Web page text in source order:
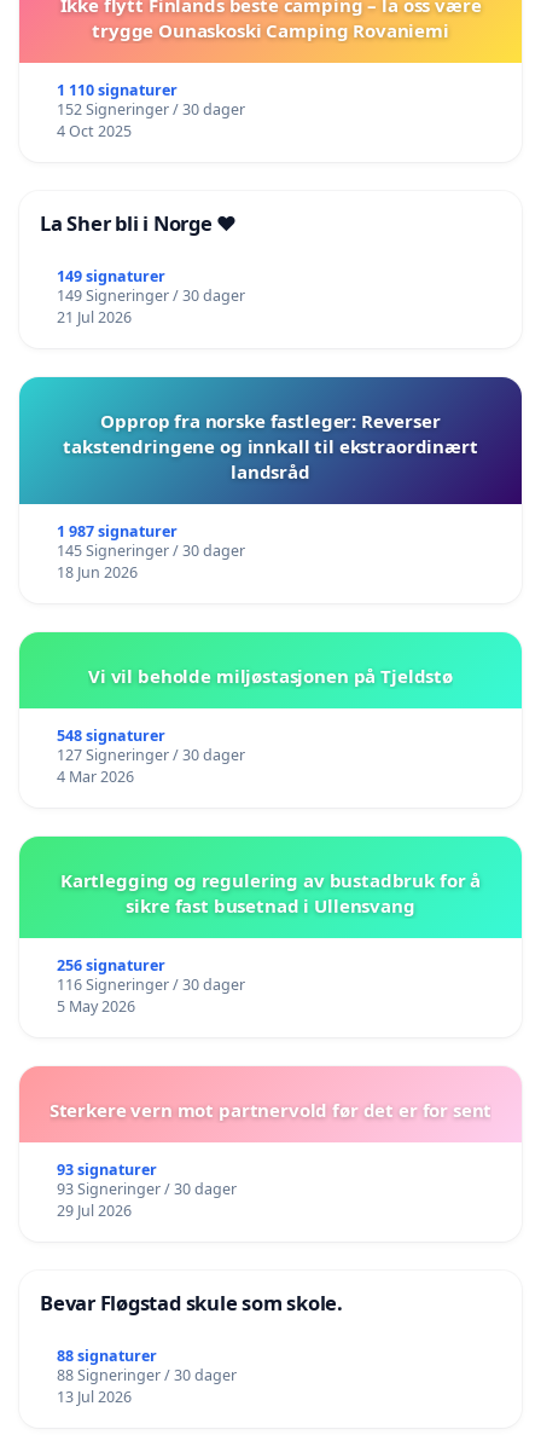
Ikke flytt Finlands beste camping – la oss være
trygge Ounaskoski Camping Rovaniemi
1 110 signaturer
152 Signeringer / 30 dager
4 Oct 2025
La Sher bli i Norge ❤️
149 signaturer
149 Signeringer / 30 dager
21 Jul 2026
Opprop fra norske fastleger: Reverser
takstendringene og innkall til ekstraordinært
landsråd
1 987 signaturer
145 Signeringer / 30 dager
18 Jun 2026
Vi vil beholde miljøstasjonen på Tjeldstø
548 signaturer
127 Signeringer / 30 dager
4 Mar 2026
Kartlegging og regulering av bustadbruk for å
sikre fast busetnad i Ullensvang
256 signaturer
116 Signeringer / 30 dager
5 May 2026
Sterkere vern mot partnervold før det er for sent
93 signaturer
93 Signeringer / 30 dager
29 Jul 2026
Bevar Fløgstad skule som skole.
88 signaturer
88 Signeringer / 30 dager
13 Jul 2026